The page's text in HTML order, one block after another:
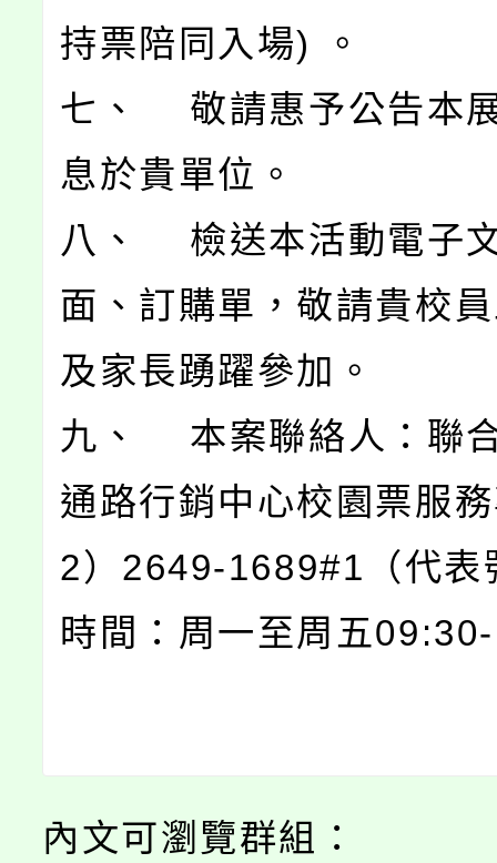
持票陪同入場) 。
七、 敬請惠予公告本
息於貴單位。
八、 檢送本活動電子
面、訂購單，敬請貴校
及家長踴躍參加。
九、 本案聯絡人：聯
通路行銷中心校園票服
2）2649-1689#1（代表
時間：周一至周五
內文可瀏覽群組：